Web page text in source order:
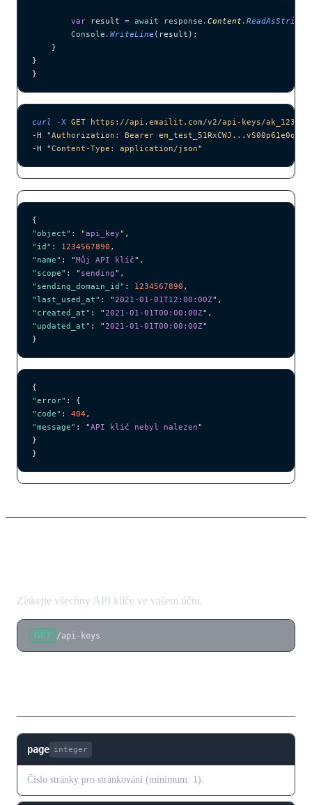
        var
result = await response . Content .
        Console
. WriteLine (result);
    }
}
}
curl -X GET https://api.emailit.com/v2/api-keys/
-H "Authorization: Bearer em_test_51RxCWJ...vS00p61e0qRE
-H "Content-Type: application/json"
{
"object" : "api_key" ,
"id" : 1234567890 ,
"name" : "Můj API klíč" ,
"scope" : " sending" ,
"sending_domain_id" : 1234567890 ,
"last_used_at" : "2021-01-01T12:00:00Z" ,
"created_at" : "2021-01-01T00:00:00Z" ,
"updated_at" : "2021-01-01T00:00:00Z"
}
{
"error" : {
"code" : 404 ,
"message" : "API klíč nebyl nalezen"
}
}
Získejte všechny API klíče ve vašem účtu.
GET /api-keys
page integer
Číslo stránky pro stránkování (minimum: 1).